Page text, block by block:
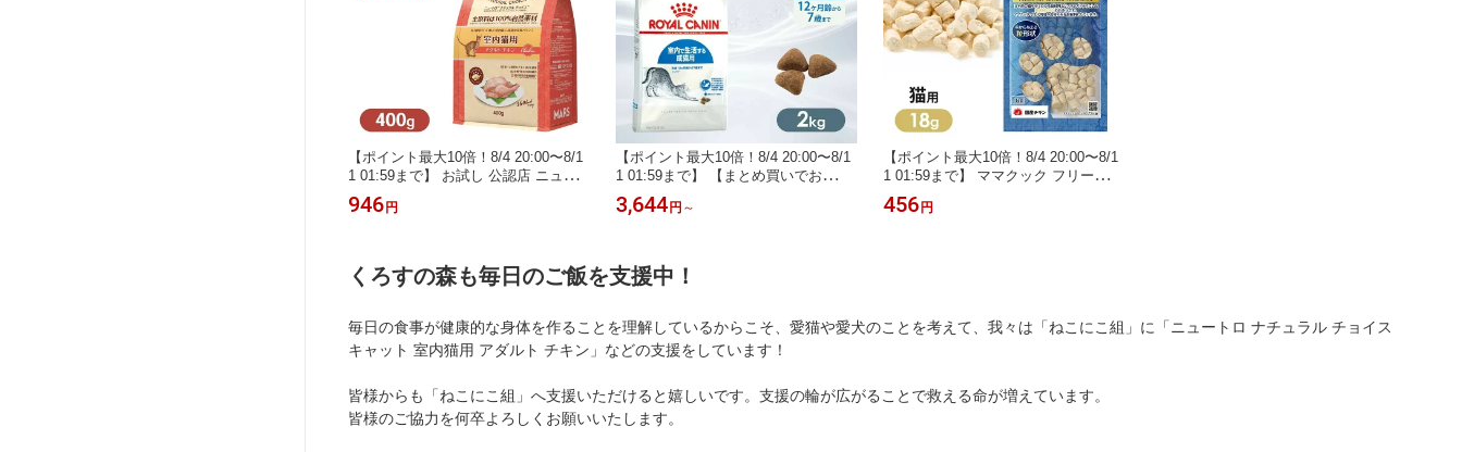
【ポイント最大10倍！8/4 20:00〜8/1
1 01:59まで】 お試し 公認店 ニュー
トロ ナチュラル チョイス キャット
室内猫用 アダルト チキン 400g ごは
946 円
【ポイント最大10倍！8/4 20:00〜8/1
1 01:59まで】 【まとめ買いでお
得！】 ロイヤルカナン FHN インドア
室内で生活する成猫用 生後12ヵ月齢
ンショップ 送料無料
3,644 円 ～
【ポイント最大10倍！8/4 20:00〜8/1
1 01:59まで】 ママクック フリーズド
ライのササミ 粒タイプ 猫用 18g
456 円
くろすの森も毎日のご飯を支援中！
毎日の食事が健康的な身体を作ることを理解しているからこそ、愛猫や愛犬のことを考えて、我々は「ねこにこ組」に「ニュートロ ナチュラル チョイス
キャット 室内猫用 アダルト チキン」などの支援をしています！
皆様からも「ねこにこ組」へ支援いただけると嬉しいです。支援の輪が広がることで救える命が増えています。
皆様のご協力を何卒よろしくお願いいたします。